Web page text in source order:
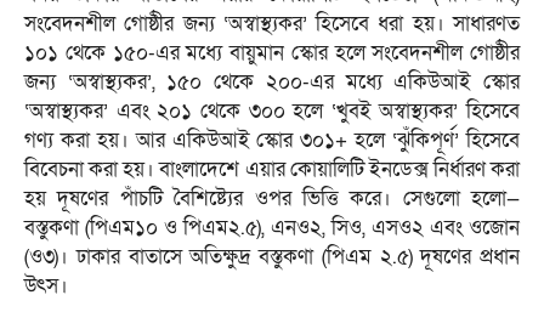
সংবেদনশীল গোষ্ঠীর জন্য ‘অস্বাস্থ্যকর’ হিসেবে ধরা হয়। সাধারণত
১০১ থেকে ১৫০-এর মধ্যে বায়ুমান স্কোর হলে সংবেদনশীল গোষ্ঠীর
জন্য ‘অস্বাস্থ্যকর’, ১৫০ থেকে ২০০-এর মধ্যে একিউআই স্কোর
‘অস্বাস্থ্যকর’ এবং ২০১ থেকে ৩০০ হলে ‘খুবই অস্বাস্থ্যকর’ হিসেবে
গণ্য করা হয়। আর একিউআই স্কোর ৩০১+ হলে ‘ঝুঁকিপূর্ণ’ হিসেবে
বিবেচনা করা হয়। বাংলাদেশে এয়ার কোয়ালিটি ইনডেক্স নির্ধারণ করা
হয় দূষণের পাঁচটি বৈশিষ্ট্যের ওপর ভিত্তি করে। সেগুলো হলো—
বস্তুকণা (পিএম১০ ও পিএম২.৫), এনও২, সিও, এসও২ এবং ওজোন
(ও৩)। ঢাকার বাতাসে অতিক্ষুদ্র বস্তুকণা (পিএম ২.৫) দূষণের প্রধান
উৎস।